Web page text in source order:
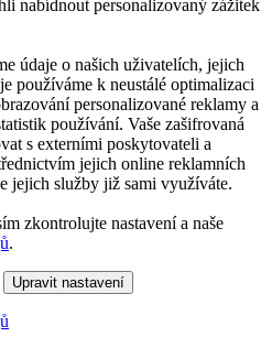
nabídnout personalizovaný zážitek
údaje o našich uživatelích, jejich
používáme k neustálé optimalizaci
personalizované reklamy a
používání. Vaše zašifrovaná
s externími poskytovateli a
jejich online reklamních
jejich služby již sami využíváte.
zkontrolujte nastavení a naše
.
Upravit nastavení